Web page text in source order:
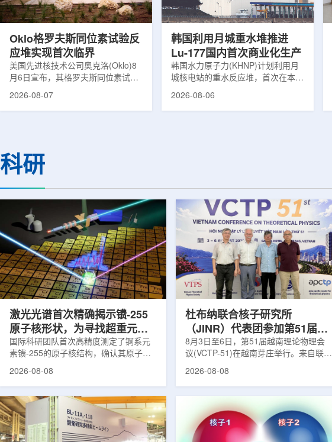
放射性药物相关专利申请，并完成7
款自研放射性药物的临床转化，应用
准定位，能实现动态适配、精准治
疗。设备运行平稳低噪，治疗控制软
Oklo格罗夫斯同位素试验反
应堆实现首次临界
美国先进核技术公司奥克洛(Oklo)8
月6日宣布，其格罗夫斯同位素试验
反应堆已在低功率状态下实现可控自
特，是美国能源部反应堆试点计划下
首个在私人土地上实现临界的反应
工程建设、组件制造或采购、燃料配
置及...
2026-08-07
韩国利用月城重水堆推进
Lu-177国内首次商业化生产
韩国水力原子力(KHNP)计划利用月
城核电站的重水反应堆，首次在本土
生产用于癌症治疗的放射性同位素
后，韩国水力原子力还将扩大生产范
围至钴...
2026-08-06
科研
激光光谱首次精确揭示镄-255
原子核形状，为寻找超重元素
提供新线索
国际科研团队首次高精度测定了锕系元
素镄-255的原子核结构，确认其原子核
美因茨约翰内斯·古腾堡大学、亥姆霍兹
美因茨研究所、瑞典哥德堡大学等18家
机构合作完成。研究结果不仅修正了以
往标准数据表中部分不合理的核性质数
值，也为现代原子核理论模型提供了关
2026-08-08
杜布纳联合核子研究所
（JINR）代表团参加第51届越
南理论物理会议
8月3日至6日，第51届越南理论物理会
议(VCTP-51)在越南芽庄举行。来自联合
南、德国、印度、中国、巴基斯坦、俄
罗斯、台湾、菲律宾和日本等国家和地
区的170余名学者开展交流。本届会议议
题覆盖高能物理、核物理、凝聚态物理
和宇宙学等多个理论物理前沿方向，同
2026-08-08